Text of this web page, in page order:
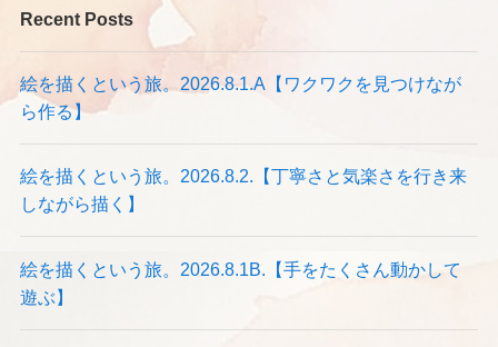
Recent Posts
絵を描くという旅。2026.8.1.A【ワクワクを見つけなが
ら作る】
絵を描くという旅。2026.8.2.【丁寧さと気楽さを行き来
しながら描く】
絵を描くという旅。2026.8.1B.【手をたくさん動かして
遊ぶ】